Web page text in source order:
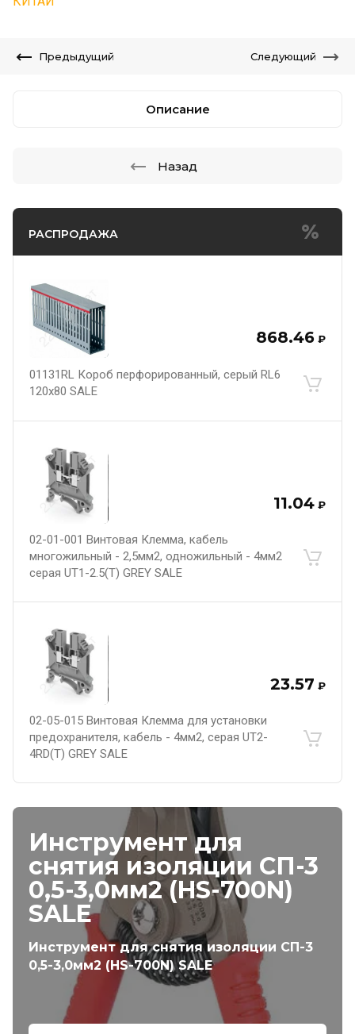
РАСПРОДАЖА
868.46 ₽
01131RL Короб перфорированный, серый RL6
120x80 SALE
11.04 ₽
02-01-001 Винтовая Клемма, кабель
многожильный - 2,5мм2, одножильный - 4мм2
серая UT1-2.5(T) GREY SALE
23.57 ₽
02-05-015 Винтовая Клемма для установки
предохранителя, кабель - 4мм2, серая UT2-
4RD(T) GREY SALE
Инструмент для
снятия изоляции СП-3
0,5-3,0мм2 (HS-700N)
SALE
Инструмент для снятия изоляции СП-3
0,5-3,0мм2 (HS-700N) SALE
Предыдущий Следующий
Описание
Назад